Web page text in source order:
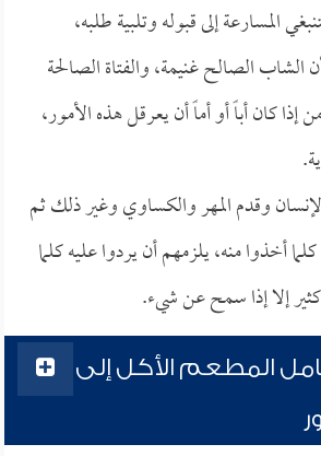
المسارعة إلى قبوله وتلبية طلبه،
الشاب الصالح غنيمة، والفتاة الصالحة
إذا كان أباً أو أماً أن يعرقل هذه الأمور،
وقدم المهر والكساوي وغير ذلك ثم
أخذوا منه، يلزمهم أن يردوا عليه كلما
إلا إذا سمح عن شيء.
المطعم الأكل إلى